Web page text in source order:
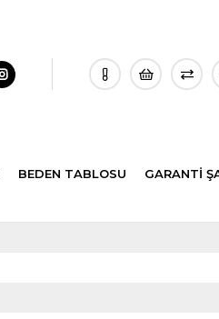
BEDEN TABLOSU GARANTİ